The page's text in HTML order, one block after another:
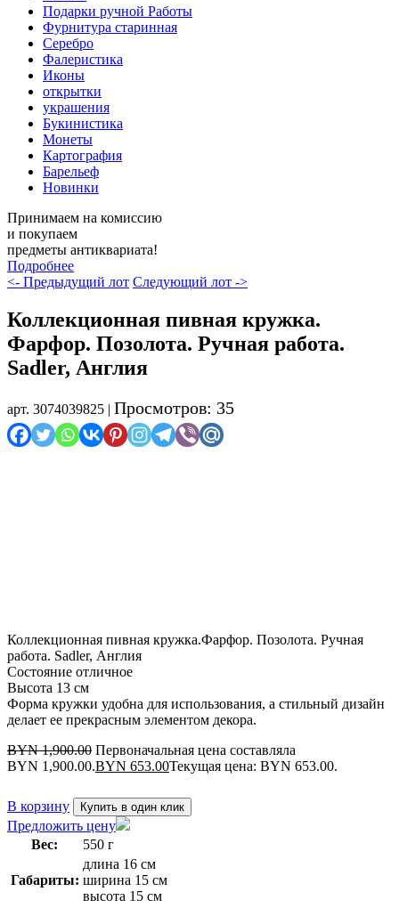
Подарки ручной Работы
Фурнитура старинная
Серебро
Фалеристика
Иконы
открытки
украшения
Букинистика
Монеты
Картография
Барельеф
Новинки
Принимаем на комиссию
и покупаем
предметы антиквариата!
Подробнее
<- Предыдущий лот Следующий лот ->
Коллекционная пивная кружка.
Фарфор. Позолота. Ручная работа.
Sadler, Англия
арт. 3074039825 | Просмотров: 35
Коллекционная пивная кружка.Фарфор. Позолота. Ручная
работа. Sadler, Англия
Состояние отличное
Высота 13 см
Форма кружки удобна для использования, а стильный дизайн
делает ее прекрасным элементом декора.
BYN1,900.00 Первоначальная цена составляла
BYN 1,900.00.BYN 653.00Текущая цена: BYN 653.00.
В корзину Купить в один клик
Предложить цену
Вес:
550 г
Габариты:
длина 16 см
ширина 15 см
высота 15 см